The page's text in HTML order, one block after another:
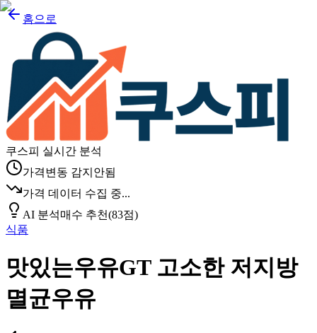
홈으로
쿠스피 실시간 분석
가격변동 감지안됨
가격 데이터 수집 중...
AI 분석매수 추천(83점)
식품
맛있는우유GT 고소한 저지방
멸균우유